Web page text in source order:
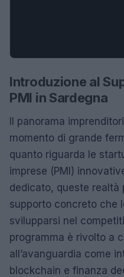
Introduzione al
PMI in Sardegna
Il panorama
momento di grande
quanto riguarda le
imprese (PMI)
dedicato, queste realtà
supporto concreto che
svilupparsi nel
programma è rivolto a
all’avanguardia come
blockchain e finanza